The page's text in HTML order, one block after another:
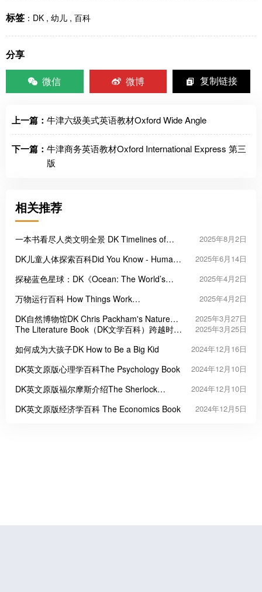
标签 ： DK , 幼儿 , 百科
分享
微信
微博 复制链接
上一篇： 牛津六级美式英语教材Oxford Wide Angle
下一篇： 牛津商务英语教材Oxford International Express 第三
版
相关推荐
一本书看尽人类文明全景 DK Timelines of
2025年8月2日
DK儿童人体探索百科Did You Know - Human
2025年6月14日
探秘蓝色星球：DK《Ocean: The World’s
2025年4月2日
万物运行百科 How Things Work
2025年4月2日
DK自然博物馆DK Chris Packham's Nature
Handbook
2025年3月27日
The Literature Book（DK文学百科）跨越时空
2025年3月25日
如何成为大孩子DK How to Be a Big Kid 2024年12月16日
DK英文原版心理学百科The Psychology Book 2024年12月10日
DK英文原版福尔摩斯介绍The Sherlock
2024年12月10日
DK英文原版经济学百科 The Economics Book 2024年12月5日